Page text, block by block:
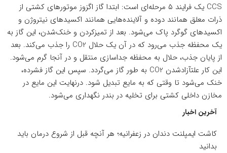
CCS یک فرایند ۵ مرحله‌ای است: ابتدا گاز اگزوز موتورهای کشتی از
ذرات معلق همانند دوده و آلاینده‌هایی همانند اکسیدهای نیتروژن و
اکسیدهای گوگرد پاک می‌شود. بعد از تمیزکردن و خنک‌شدن، این گاز به
یک محفظه جذب می‌رود که در آن یک حلال CO2 را جذب می‌کند. بعد
از پایان جذب، حلال به محفظه جداسازی منتقل و در آنجا گرم می‌شود.
این کار علتآزادشدن CO2 به طور گاز می‌گردد. سپس این گاز فشرده،
خنک می‌شود تا وقتی که به مایع تبدیل شود. درنهایت این مایع در
مخازن داخلی کشتی برای تخلیه در بندر نگهداری می‌شود.
آخرین اخبار
کاشت ایمپلنت دندان در زعفرانیه؛ هر آنچه قبل از شروع درمان باید
بدانید